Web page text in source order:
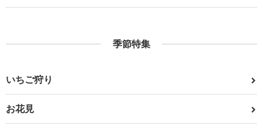
季節特集
いちご狩り
お花見